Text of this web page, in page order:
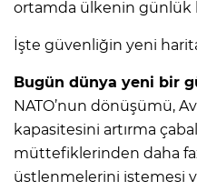
ortamda ülkenin günlük
İşte güvenliğin yeni
Bugün dünya yeni bir
NATO’nun dönüşümü,
kapasitesini artırma
müttefiklerinden daha
üstlenmelerini istemesi